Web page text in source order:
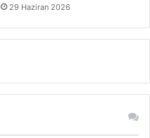
29 Haziran 2026